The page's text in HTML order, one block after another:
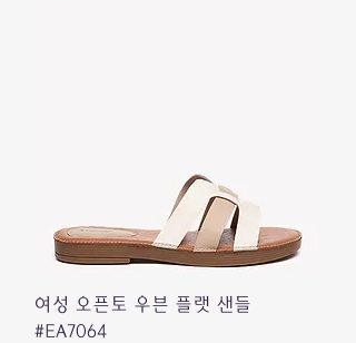
여성 오픈토 우븐 플랫 샌들
#EA7064